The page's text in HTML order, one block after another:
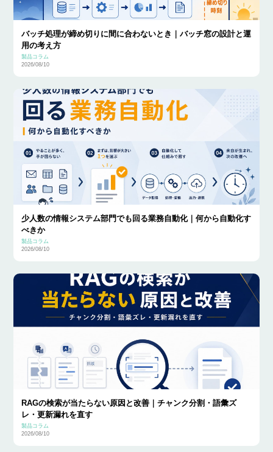
バッチ処理が締め切りに間に合わないとき｜バッチ窓の設計と運
用の考え方
製品コラム
2026/08/10
少人数の情報システム部門でも回る業務自動化｜何から自動化す
べきか
製品コラム
2026/08/10
RAGの検索が当たらない原因と改善｜チャンク分割・語彙ズ
レ・更新漏れを直す
製品コラム
2026/08/10